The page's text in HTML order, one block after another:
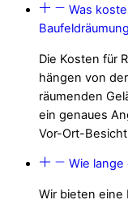
Was
Die Kosten für
hängen von
räumenden
ein genaues
Vor-Ort-
Wie lange
Wir bieten eine